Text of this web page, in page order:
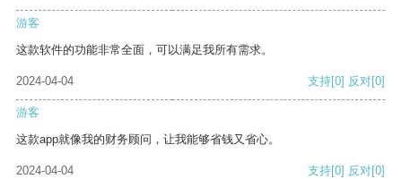
游客
这款软件的功能非常全面，可以满足我所有需求。
2024-04-04 支持[0] 反对[0]
游客
这款app就像我的财务顾问，让我能够省钱又省心。
2024-04-04 支持[0] 反对[0]